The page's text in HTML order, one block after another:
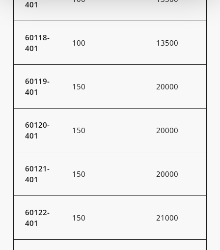
401
60118-
401
100 13500
60119-
401
150 20000
60120-
401
150 20000
60121-
401
150 20000
60122-
401
150 21000